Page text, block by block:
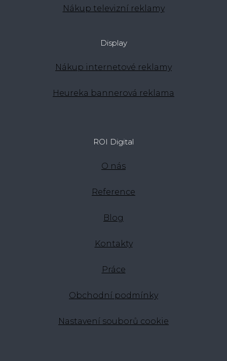
Nákup televizní reklamy
Display
Nákup internetové reklamy
Heureka bannerová reklama
ROI Digital
O nás
Reference
Blog
Kontakty
Práce
Obchodní podmínky
Nastavení souborů cookie